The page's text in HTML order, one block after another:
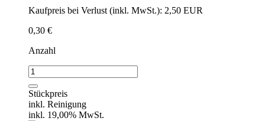
Kaufpreis bei Verlust (inkl. MwSt.): 2,50 EUR
0,30 €
Anzahl
Cognacschwenker
Menge
Stückpreis
inkl. Reinigung
inkl. 19,00% MwSt.